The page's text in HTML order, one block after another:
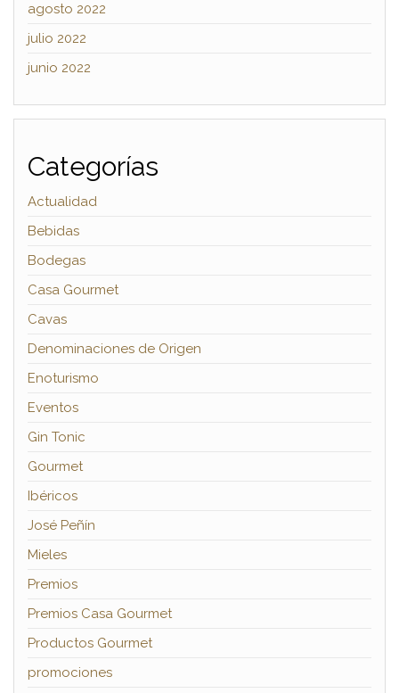
agosto 2022
julio 2022
junio 2022
Categorías
Actualidad
Bebidas
Bodegas
Casa Gourmet
Cavas
Denominaciones de Origen
Enoturismo
Eventos
Gin Tonic
Gourmet
Ibéricos
José Peñín
Mieles
Premios
Premios Casa Gourmet
Productos Gourmet
promociones